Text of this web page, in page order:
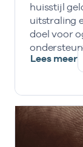
huisstijl
uitstraling
doel voor
Lees meer